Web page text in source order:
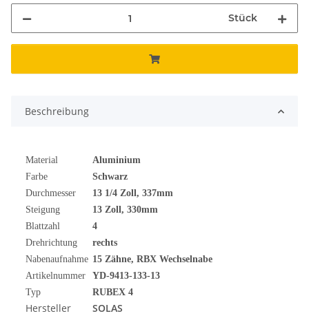
Stück
Beschreibung
Material
Aluminium
Farbe
Schwarz
Durchmesser
13 1/4 Zoll, 337mm
Steigung
13 Zoll, 330mm
Blattzahl
4
Drehrichtung
rechts
Nabenaufnahme 15 Zähne, RBX Wechselnabe
Artikelnummer
YD-9413-133-13
Typ
RUBEX 4
Hersteller SOLAS